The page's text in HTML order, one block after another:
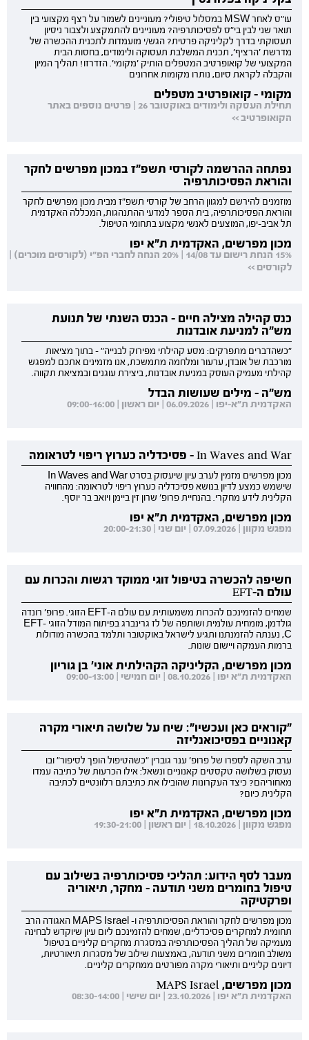
עו"ס לאחר MSW במסלול טיפולי? מעוניינים לשמור על רצף מקצועי בין
תואר שני לבין בי"ס לפסיכותרפיה? מעוניינים להתמקצע ולצבור ניסיון
תעסוקתי בדרך לקליניקה פרטית? הגש/י מועמדות לתכנית ההכשרה של
מדרשת 'הרציף', תכנית המשלבת תעסוקה ולימודים, בחסות הבית
המקצועי של קואופרטיב המטפלים הותיק 'מקומי'. הזדרזו! תהליך המיון
והקבלה לקראת סיום, נותרו מקומות אחרונים
מקומי - קואופרטיב מטפלים
תחילת העסקה ולימודים באוקטובר 26 | פרטים נוספים באתר
הקואופרטיב >>
נפתחה ההרשמה לקורסי תשפ"ז במכון מפרשים לחקר
והוראת הפסיכותרפיה
מוזמנים להירשם למגוון הרחב של קורסי תשפ"ז מבית מכון מפרשים לחקר
והוראת הפסיכותרפיה, בית הספר למדעי ההתנהגות, המכללה האקדמית
תל אביב-יפו, המוצעים לאנשי מקצוע בתחומי הטיפול.
מכון מפרשים, האקדמית ת"א יפו
15% הנחת רישום עד 14/08 | 20% הנחה לחברי הפ"י (לקורסים מוכרים) |
לקורסים >>
כנס קהילה מצילה חיים - הכנס השנתי של תנועת
מש"ה למניעת אובדנות
"כשהדברים מתפרקים: מסע קהילתי מפירוק לבנייה" - בתוך מציאות
מורכבת של אובדן, ערעור ומלחמה מתמשכת, אנו מזמינים אתכם למפגש
קהילתי מעמיק העוסק במניעת אובדנות, ביצירת עוגנים ובמציאת תקווה.
מש"ה - מילים שעושות הבדל
האקדמית ת"א-יפו | 06.09.2026 | יום ראשון | 09:00-16:00
In Waves and War - פסיכדליה כערוץ ריפוי לטראומה
מכון מפרשים מזמין לערב עיון שיעסוק בסרט In Waves and War
שישמש כמצע לדיון בנושא פסיכדליה כערוץ ריפוי לטראומה: מהחוויה
הקלינית לידע מחקרי. בהנחיית פרופ' שרון זין ביימן ויואב בר יוסף.
מכון מפרשים, האקדמית ת"א יפו
מפגש מקוון | 07.09.2026 | יום שני | 20:00-21:30
חשיפה להכשרה בטיפול זוגי ממוקד רגשות והכרות עם
עולם ה-EFT
שמחים להזמינכם להכרות משמעותית עם עולם ה-EFT הזוגי. פרופ' רונדה
גולדמן, מומחית עולמית ושותפה של לז גרינברג בפיתוח המודל הזוגי EFT-
C, נענתה להזמנתנו ותגיע לישראל באוקטובר ותלמד בהכשרה מודולות
ברמות העמקה ויישום שונות.
מכון מפרשים, הקליניקה הקהילתית אוני' בן גוריון
האקדמית ת"א יפו | 08.10.2026 | יום חמישי | 09:00-13:00
"קוראים כאן ועכשיו": שיח על שלושה תיאורי מקרה
קאנוניים בפסיכואנליזה
ערב השקה לספרו של פרופ' ענר גוברין "כשהטיפול הופך לסיפור" ובו
נעסוק בשלושה טקסטים קאנוניים ונשאל: אילו הכרעות של כתיבה עמדו
מאחוריהם? כיצד העקרונות שהובילו את כתיבתם רלוונטיים לכתיבה
הקלינית כיום?
מכון מפרשים, האקדמית ת"א יפו
מפגש מקוון | 18.10.2026 | יום ראשון | 19:30-21:00
מעבר לסף הידוע: תהליכי פסיכותרפיה בשילוב עם
טיפול בחומרים משני תודעה - מחקר, תיאוריה
ופרקטיקה
מכון מפרשים לחקר והוראת הפסיכותרפיה ו- MAPS Israel האגודה הרב
תחומית למחקרים פסיכדליים, שמחים להזמינכם ליום עיון שיוקדש לבחינה
מעמיקה של תהליך הפסיכותרפיה במסגרת מחקרים קליניים בטיפול
משולב חומרים משני תודעה, באמצעות שילוב של מסגרות תיאורטיות,
דיונים קליניים ותיאורי מקרה מפורטים ממחקרים קליניים.
מכון מפרשים, MAPS Israel
האקדמית ת"א יפו | 23.10.2026 | יום שישי | 08:30-14:00